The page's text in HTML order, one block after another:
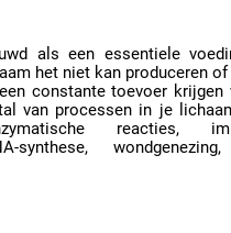
als een essentiele
het niet kan produceren
constante toevoer krijgen
van processen in je
reacties,
synthese,